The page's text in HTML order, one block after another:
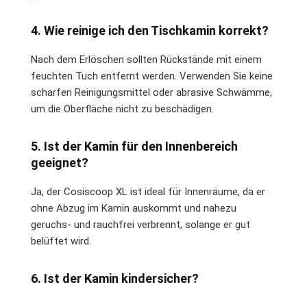
4. Wie reinige ich den Tischkamin korrekt?
Nach dem Erlöschen sollten Rückstände mit einem
feuchten Tuch entfernt werden. Verwenden Sie keine
scharfen Reinigungsmittel oder abrasive Schwämme,
um die Oberfläche nicht zu beschädigen.
5. Ist der Kamin für den Innenbereich
geeignet?
Ja, der Cosiscoop XL ist ideal für Innenräume, da er
ohne Abzug im Kamin auskommt und nahezu
geruchs- und rauchfrei verbrennt, solange er gut
belüftet wird.
6. Ist der Kamin kindersicher?